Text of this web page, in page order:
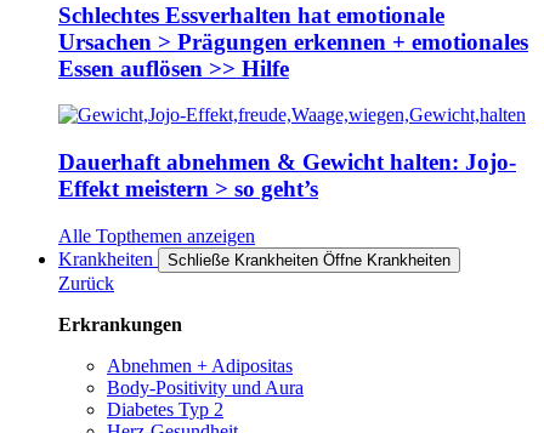
Schlechtes Essverhalten hat emotionale
Ursachen > Prägungen erkennen + emotionales
Essen auflösen >> Hilfe
Dauerhaft abnehmen & Gewicht halten: Jojo-
Effekt meistern > so geht’s
Alle Topthemen anzeigen
Krankheiten
Schließe Krankheiten Öffne Krankheiten
Zurück
Erkrankungen
Abnehmen + Adipositas
Body-Positivity und Aura
Diabetes Typ 2